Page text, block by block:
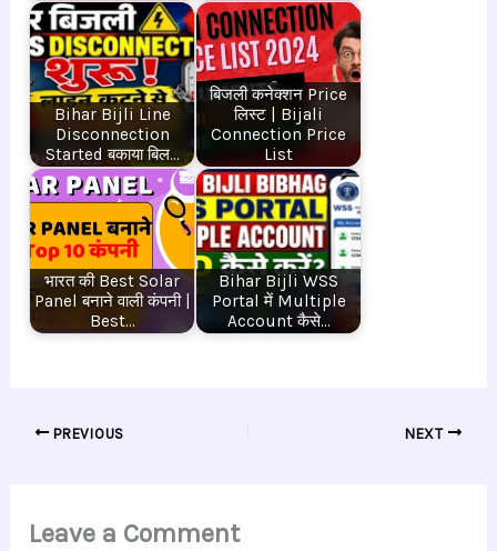
Bihar Bijli Line
Disconnection
Started बकाया बिल…
बिजली कनेक्शन Price
लिस्ट | Bijali
Connection Price
List
भारत की Best Solar
Panel बनाने वाली कंपनी |
Best…
Bihar Bijli WSS
Portal में Multiple
Account कैसे…
PREVIOUS NEXT
Leave a Comment